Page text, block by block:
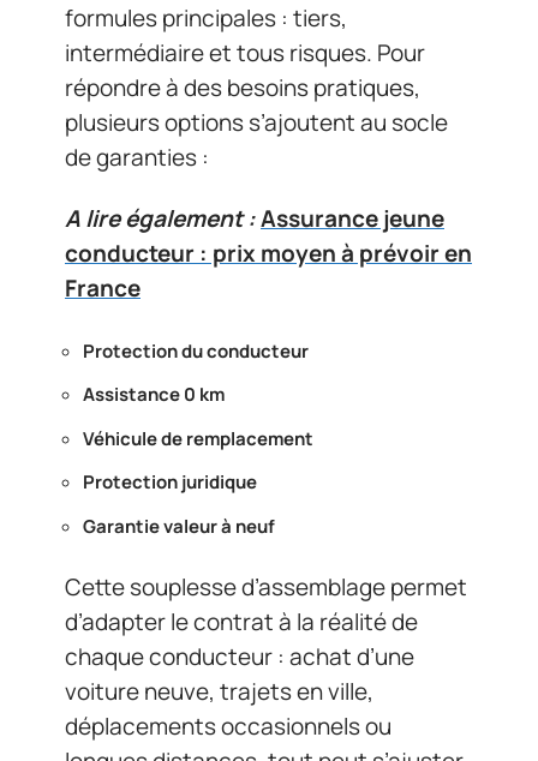
formules principales : tiers,
intermédiaire et tous risques. Pour
répondre à des besoins pratiques,
plusieurs options s’ajoutent au socle
de garanties :
A lire également :Assurance jeune
conducteur : prix moyen à prévoir en
France
Protection du conducteur
Assistance 0 km
Véhicule de remplacement
Protection juridique
Garantie valeur à neuf
Cette souplesse d’assemblage permet
d’adapter le contrat à la réalité de
chaque conducteur : achat d’une
voiture neuve, trajets en ville,
déplacements occasionnels ou